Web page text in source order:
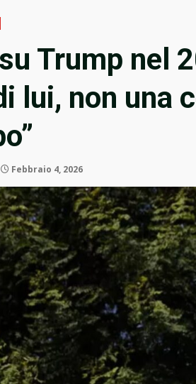
Trump nel
lui, non una
Febbraio 4, 2026